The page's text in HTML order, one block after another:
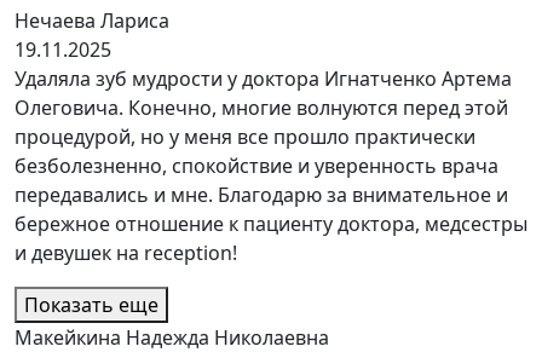
Нечаева Лариса
19.11.2025
Удаляла зуб мудрости у доктора Игнатченко Артема
Олеговича. Конечно, многие волнуются перед этой
процедурой, но у меня все прошло практически
безболезненно, спокойствие и уверенность врача
передавались и мне. Благодарю за внимательное и
бережное отношение к пациенту доктора, медсестры
и девушек на reception!
Показать еще
Макейкина Надежда Николаевна